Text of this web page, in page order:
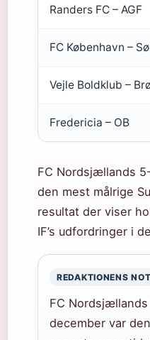
Randers FC – AGF
FC København –
Vejle Boldklub –
Fredericia – OB
FC Nordsjællands
den mest målrige
resultat der viser
IF’s udfordringer i
REDAKTIONENS
FC
december var